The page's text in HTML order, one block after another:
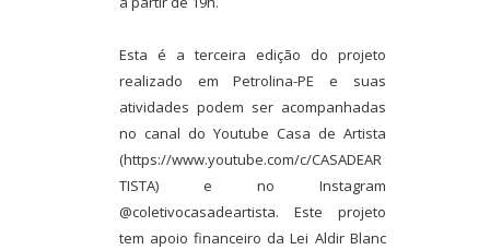
Esta é a terceira edição do projeto
realizado em Petrolina-PE e suas
atividades podem ser acompanhadas
no canal do Youtube Casa de Artista
(https://www.youtube.com/c/CASADEAR
TISTA) e no Instagram
@coletivocasadeartista. Este projeto
tem apoio financeiro da Lei Aldir Blanc